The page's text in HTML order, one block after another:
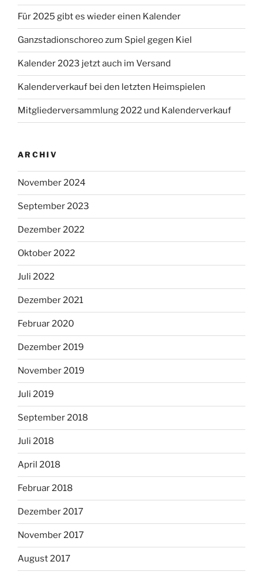
Für 2025 gibt es wieder einen Kalender
Ganzstadionschoreo zum Spiel gegen Kiel
Kalender 2023 jetzt auch im Versand
Kalenderverkauf bei den letzten Heimspielen
Mitgliederversammlung 2022 und Kalenderverkauf
ARCHIV
November 2024
September 2023
Dezember 2022
Oktober 2022
Juli 2022
Dezember 2021
Februar 2020
Dezember 2019
November 2019
Juli 2019
September 2018
Juli 2018
April 2018
Februar 2018
Dezember 2017
November 2017
August 2017